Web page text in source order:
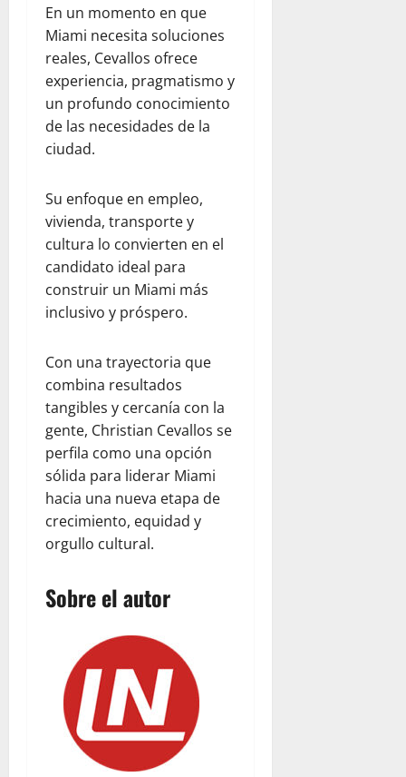
En un momento en que
Miami necesita soluciones
reales, Cevallos ofrece
experiencia, pragmatismo y
un profundo conocimiento
de las necesidades de la
ciudad.
Su enfoque en empleo,
vivienda, transporte y
cultura lo convierten en el
candidato ideal para
construir un Miami más
inclusivo y próspero.
Con una trayectoria que
combina resultados
tangibles y cercanía con la
gente, Christian Cevallos se
perfila como una opción
sólida para liderar Miami
hacia una nueva etapa de
crecimiento, equidad y
orgullo cultural.
Sobre el autor